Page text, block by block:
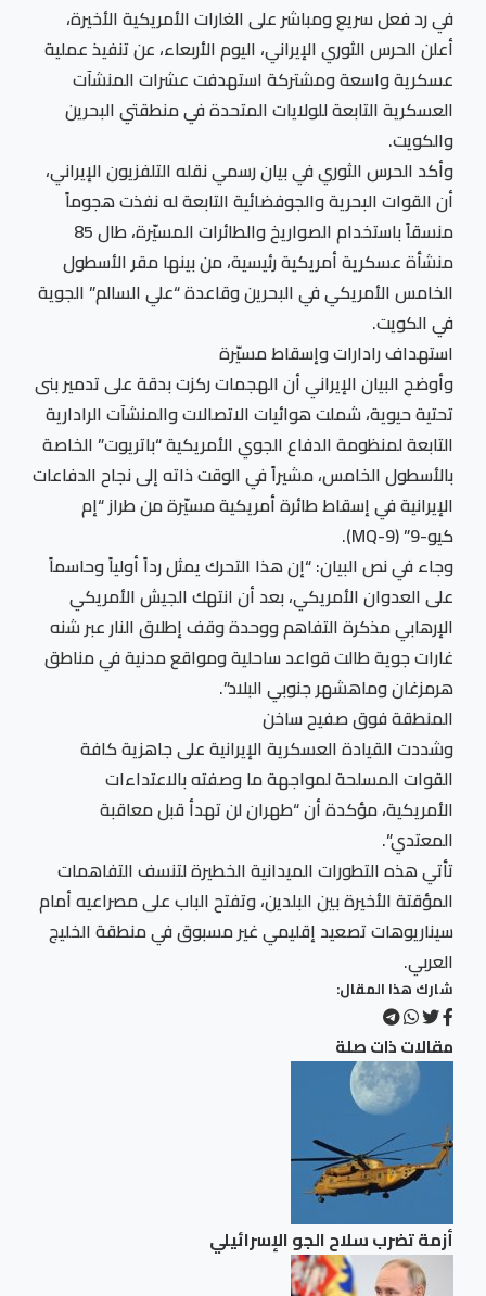
في رد فعل سريع ومباشر على الغارات الأمريكية الأخيرة،
أعلن الحرس الثوري الإيراني، اليوم الأربعاء، عن تنفيذ عملية
عسكرية واسعة ومشتركة استهدفت عشرات المنشآت
العسكرية التابعة للولايات المتحدة في منطقتي البحرين
والكويت.
وأكد الحرس الثوري في بيان رسمي نقله التلفزيون الإيراني،
أن القوات البحرية والجوفضائية التابعة له نفذت هجوماً
منسقاً باستخدام الصواريخ والطائرات المسيّرة، طال 85
منشأة عسكرية أمريكية رئيسية، من بينها مقر الأسطول
الخامس الأمريكي في البحرين وقاعدة “علي السالم” الجوية
في الكويت.
استهداف رادارات وإسقاط مسيّرة
وأوضح البيان الإيراني أن الهجمات ركزت بدقة على تدمير بنى
تحتية حيوية، شملت هوائيات الاتصالات والمنشآت الرادارية
التابعة لمنظومة الدفاع الجوي الأمريكية “باتريوت” الخاصة
بالأسطول الخامس، مشيراً في الوقت ذاته إلى نجاح الدفاعات
الإيرانية في إسقاط طائرة أمريكية مسيّرة من طراز “إم
كيو-9” (MQ-9).
وجاء في نص البيان: “إن هذا التحرك يمثل رداً أولياً وحاسماً
على العدوان الأمريكي، بعد أن انتهك الجيش الأمريكي
الإرهابي مذكرة التفاهم ووحدة وقف إطلاق النار عبر شنه
غارات جوية طالت قواعد ساحلية ومواقع مدنية في مناطق
هرمزغان وماهشهر جنوبي البلاد”.
المنطقة فوق صفيح ساخن
وشددت القيادة العسكرية الإيرانية على جاهزية كافة
القوات المسلحة لمواجهة ما وصفته بالاعتداءات
الأمريكية، مؤكدة أن “طهران لن تهدأ قبل معاقبة
المعتدي”.
تأتي هذه التطورات الميدانية الخطيرة لتنسف التفاهمات
المؤقتة الأخيرة بين البلدين، وتفتح الباب على مصراعيه أمام
سيناريوهات تصعيد إقليمي غير مسبوق في منطقة الخليج
العربي.
شارك هذا المقال:
مقالات ذات صلة
أزمة تضرب سلاح الجو الإسرائيلي